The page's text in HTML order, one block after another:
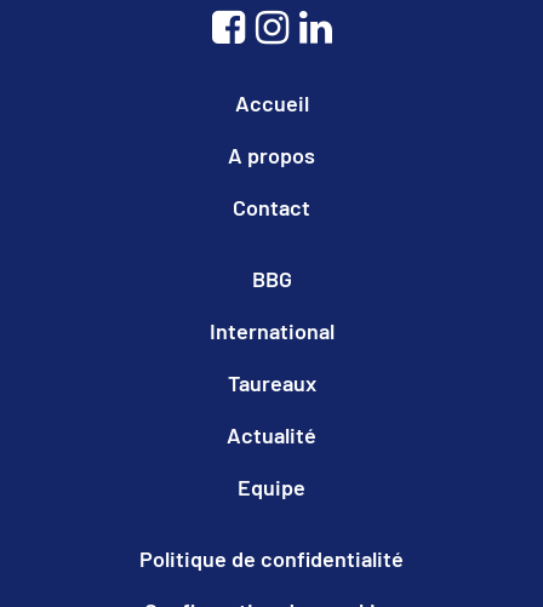
Accueil
A propos
Contact
BBG
International
Taureaux
Actualité
Equipe
Politique de confidentialité